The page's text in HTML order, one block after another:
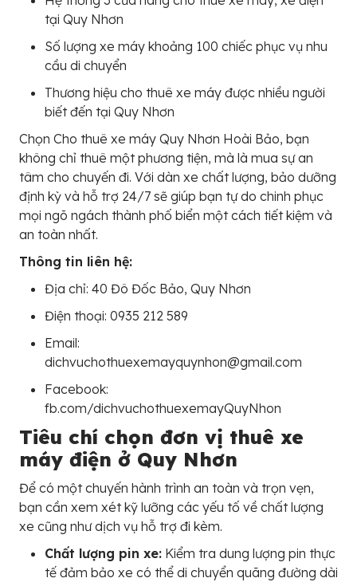
tại Quy Nhơn
Số lượng xe máy khoảng 100 chiếc phục vụ nhu
cầu di chuyển
Thương hiệu cho thuê xe máy được nhiều người
biết đến tại Quy Nhơn
Chọn Cho thuê xe máy Quy Nhơn Hoài Bảo, bạn
không chỉ thuê một phương tiện, mà là mua sự an
tâm cho chuyến đi. Với dàn xe chất lượng, bảo dưỡng
định kỳ và hỗ trợ 24/7 sẽ giúp bạn tự do chinh phục
mọi ngõ ngách thành phố biển một cách tiết kiệm và
an toàn nhất.
Thông tin liên hệ:
Địa chỉ: 40 Đô Đốc Bảo, Quy Nhơn
Điện thoại: 0935 212 589
Email:
dichvuchothuexemayquynhon@gmail.com
Facebook:
fb.com/dichvuchothuexemayQuyNhon
Tiêu chí chọn đơn vị thuê xe
máy điện ở Quy Nhơn
Để có một chuyến hành trình an toàn và trọn vẹn,
bạn cần xem xét kỹ lưỡng các yếu tố về chất lượng
xe cũng như dịch vụ hỗ trợ đi kèm.
Chất lượng pin xe: Kiểm tra dung lượng pin thực
tế đảm bảo xe có thể di chuyển quãng đường dài